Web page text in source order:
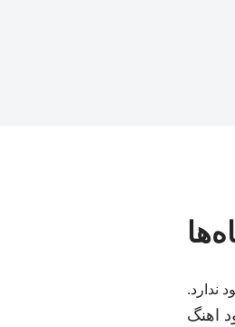
ندارد.
اهنگ